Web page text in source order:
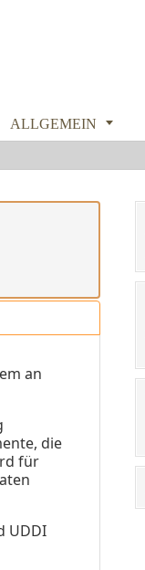
ALLGEMEIN 
an
die
für
UDDI